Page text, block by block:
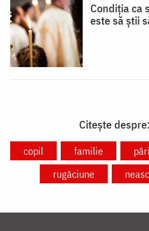
Condiția ca
este să știi
Citește despre:
copil familie
rugăciune